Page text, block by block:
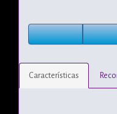
Características